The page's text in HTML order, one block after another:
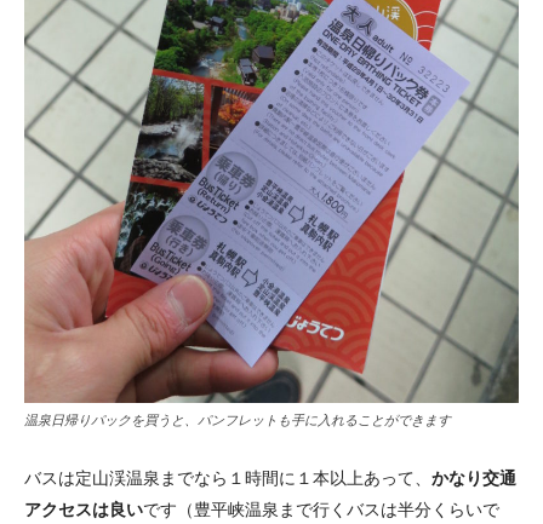
温泉日帰りパックを買うと、パンフレットも手に入れることができます
バスは定山渓温泉までなら１時間に１本以上あって、 かなり交通
アクセスは良いです（豊平峡温泉まで行くバスは半分くらいで